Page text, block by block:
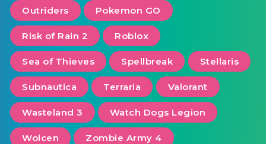
Outriders Pokemon GO
Risk of Rain 2 Roblox
Sea of ​​Thieves Spellbreak Stellaris
Subnautica Terraria Valorant
Wasteland 3 Watch Dogs Legion
Wolcen Zombie Army 4